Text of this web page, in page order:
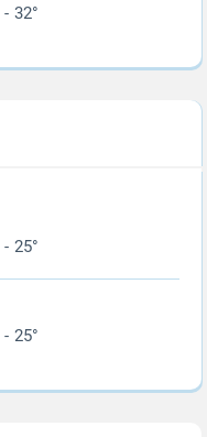
- 32°
- 25°
- 25°